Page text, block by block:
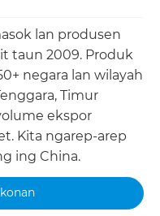
lan produsen
taun 2009. Produk
negara lan wilayah
Timur
ekspor
Kita ngarep-arep
ing China.